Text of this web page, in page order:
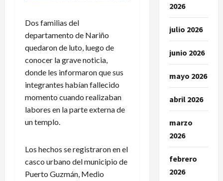
Dos familias del
departamento de Nariño
quedaron de luto, luego de
conocer la grave noticia,
donde les informaron que sus
integrantes habían fallecido
momento cuando realizaban
labores en la parte externa de
un templo.
Los hechos se registraron en el
casco urbano del municipio de
Puerto Guzmán, Medio
2026
julio 2026
junio 2026
mayo 2026
abril 2026
marzo
2026
febrero
2026